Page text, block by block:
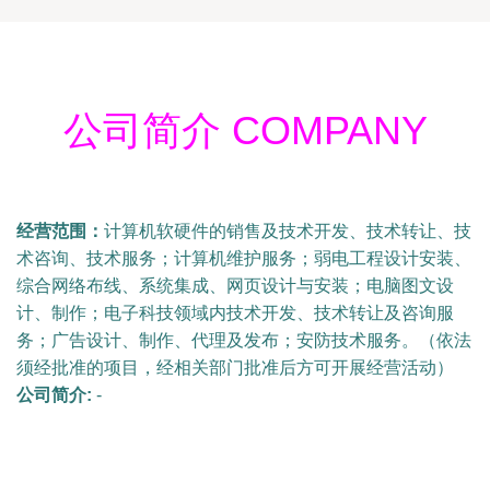
公司简介 COMPANY
经营范围： 计算机软硬件的销售及技术开发、技术转让、技
术咨询、技术服务；计算机维护服务；弱电工程设计安装、
综合网络布线、系统集成、网页设计与安装；电脑图文设
计、制作；电子科技领域内技术开发、技术转让及咨询服
务；广告设计、制作、代理及发布；安防技术服务。（依法
须经批准的项目，经相关部门批准后方可开展经营活动）
公司简介: -